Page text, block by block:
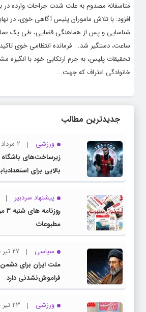
متاسفانه مصدوم به علت شدت جراحات وارده
افزود: با تلاش ماموران پلیس آگاهی خوی، در
ساعت، دستگیر شد. فرمانده انتظامی خوی
تحقیقات پلیس، به جرم ارتکابی خود با
خانوادگی اعتراف که جهت...
جدیدترین مطالب
ورزشی
۲ مرداد ۱۴۰۵
زیرساخت‌های باشگاه
بالایی برای
بانوان دارد
پیشنهاد سردبیر
مطبوعات
سیاسی
۲۷ تیر ۱۴۰۵
ملت ایران برای
فراموش‌نشدنی دارد
ورزشی
۲۳ تیر ۱۴۰۵